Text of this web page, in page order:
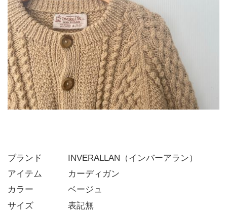
ブランド   INVERALLAN（インバーアラン）
アイテム   カーディガン
カラー    ベージュ
サイズ    表記無